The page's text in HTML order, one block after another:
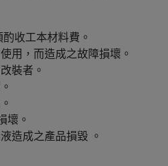
收工本材料費。
用，而造成之故障損壞。
裝者。
壞。
造成之產品損毀 。